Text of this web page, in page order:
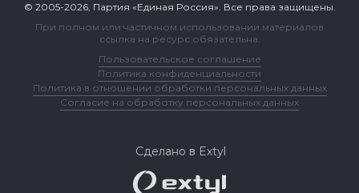
© 2005-2026, Партия «Единая Россия». Все права защищены.
При полном или частичном использовании материалов
ссылка на ресурс обязательна.
Пользовательское соглашение
Политика конфиденциальности
Политика в отношении обработки персональных данных
Согласие на обработку персональных данных
Сделано в Extyl